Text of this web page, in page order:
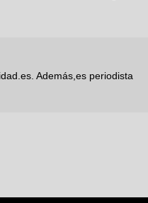
Además,es periodista